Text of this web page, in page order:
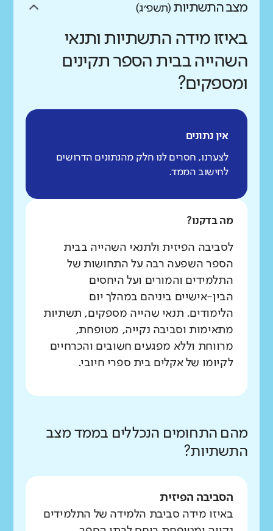
מצב התשתיות (תשפ״ג)
באיזו מידה התשתיות ותנאי
השהייה בבית הספר תקינים
ומספקים?
אין נתונים
לצערנו, חסרים לנו חלק מהנתונים הדרושים
לחישוב הממד.
מה בדקנו?
לסביבה הפיזית ולתנאי השהייה בבית
הספר השפעה רבה על התחושות של
התלמידים והמורים ועל היחסים
הבין-אישיים ביניהם במהלך יום
הלימודים. תנאי שהייה מספקים, תשתיות
מתאימות וסביבה נקייה, מטופחת,
מרווחת וללא מפגעים חשובים והכרחיים
לקיומו של אקלים בית ספרי חיובי.
מהם התחומים הנכללים בממד מצב
התשתיות?
הסביבה הפיזית
באיזו מידה סביבת הלמידה של התלמידים